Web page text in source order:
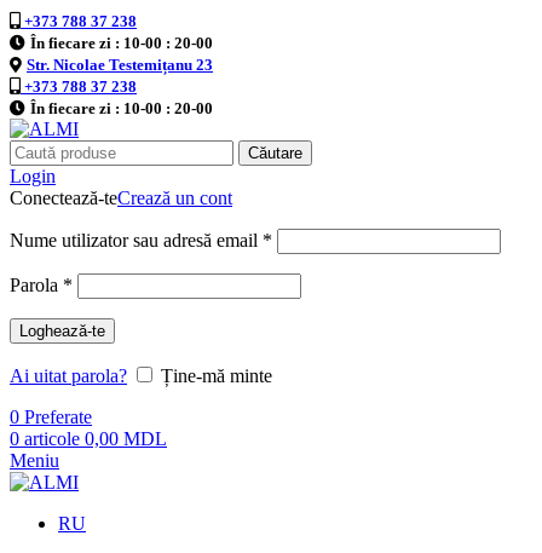
+373 788 37 238
În fiecare zi : 10-00 : 20-00
Str. Nicolae Testemițanu 23
+373 788 37 238
În fiecare zi : 10-00 : 20-00
Căutare
Login
Conectează-teCrează un cont
Nume utilizator sau adresă email *
Parola *
Loghează-te
Ai uitat parola?
Ține-mă minte
0 Preferate
0 articole 0,00 MDL
Meniu
RU